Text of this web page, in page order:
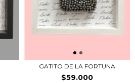
GATITO DE LA FORTUNA
$59.000